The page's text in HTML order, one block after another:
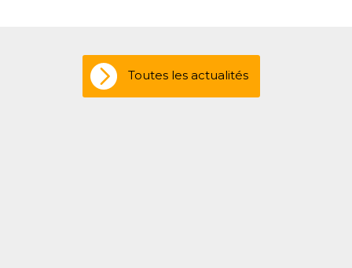
Toutes les actualités